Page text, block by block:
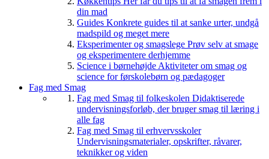
din mad
Guides Konkrete guides til at sanke urter, undgå
madspild og meget mere
Eksperimenter og smagslege Prøv selv at smage
og eksperimentere derhjemme
Science i børnehøjde Aktiviteter om smag og
science for førskolebørn og pædagoger
Fag med Smag
Fag med Smag til folkeskolen Didaktiserede
undervisningsforløb, der bruger smag til læring i
alle fag
Fag med Smag til erhvervsskoler
Undervisningsmaterialer, opskrifter, råvarer,
teknikker og viden